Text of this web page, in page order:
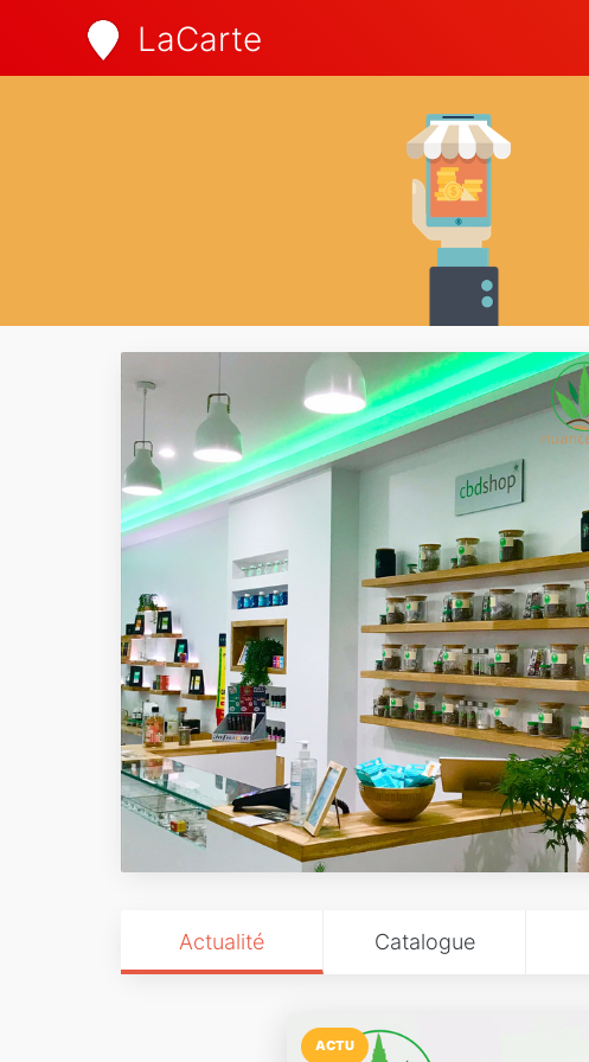
LaCarte
Actualité Catalogue
ACTU